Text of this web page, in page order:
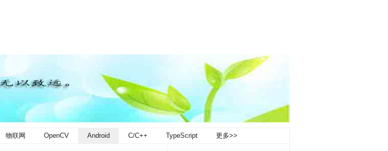
物联网 OpenCV Android C/C++ TypeScript 更多>>